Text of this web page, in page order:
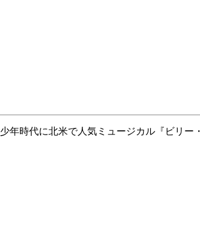
時代に北米で人気ミュージカル『ビリ